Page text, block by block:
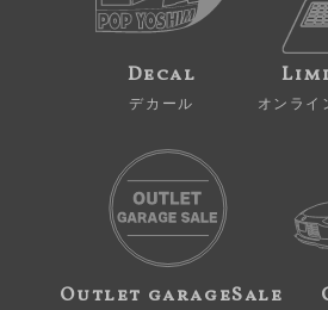
Decal
デカール オンライ
Outlet garageSale